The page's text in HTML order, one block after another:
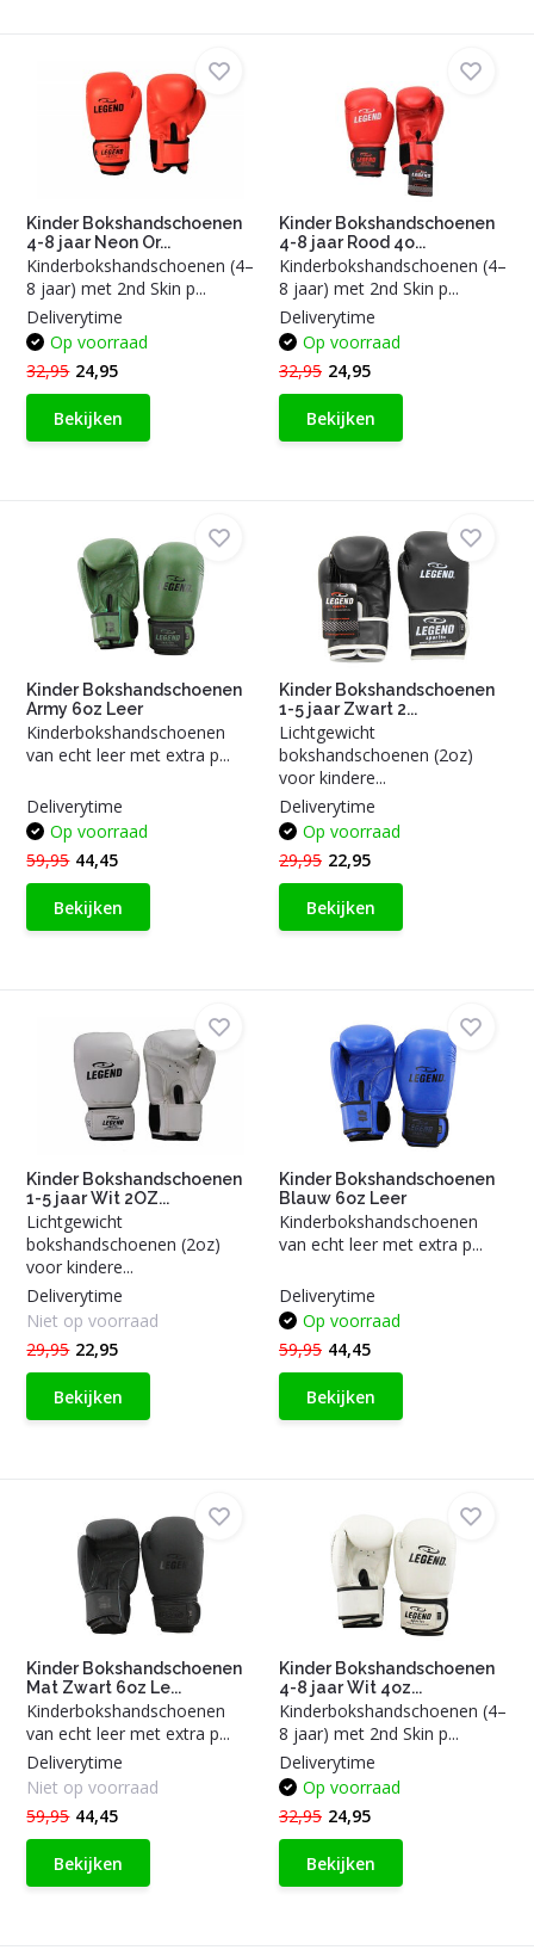
Kinder Bokshandschoenen
4-8 jaar Neon Or...
Kinderbokshandschoenen (4–
8 jaar) met 2nd Skin p...
Deliverytime
Op voorraad
32,95 24,95
Bekijken
Kinder Bokshandschoenen
4-8 jaar Rood 4o...
Kinderbokshandschoenen (4–
8 jaar) met 2nd Skin p...
Deliverytime
Op voorraad
32,95 24,95
Bekijken
Kinder Bokshandschoenen
Army 6oz Leer
Kinderbokshandschoenen
van echt leer met extra p...
Deliverytime
Op voorraad
59,95 44,45
Bekijken
Kinder Bokshandschoenen
1-5 jaar Zwart 2...
Lichtgewicht
bokshandschoenen (2oz)
voor kindere...
Deliverytime
Op voorraad
29,95 22,95
Bekijken
Kinder Bokshandschoenen
1-5 jaar Wit 2OZ...
Lichtgewicht
bokshandschoenen (2oz)
voor kindere...
Deliverytime
Niet op voorraad
29,95 22,95
Bekijken
Kinder Bokshandschoenen
Blauw 6oz Leer
Kinderbokshandschoenen
van echt leer met extra p...
Deliverytime
Op voorraad
59,95 44,45
Bekijken
Kinder Bokshandschoenen
Mat Zwart 6oz Le...
Kinderbokshandschoenen
van echt leer met extra p...
Deliverytime
Niet op voorraad
59,95 44,45
Bekijken
Kinder Bokshandschoenen
4-8 jaar Wit 4oz...
Kinderbokshandschoenen (4–
8 jaar) met 2nd Skin p...
Deliverytime
Op voorraad
32,95 24,95
Bekijken